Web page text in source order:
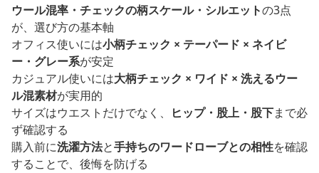
ウール混率・チェックの柄スケール・シルエットの3点
が、選び方の基本軸
オフィス使いには小柄チェック × テーパード × ネイビ
ー・グレー系が安定
カジュアル使いには大柄チェック × ワイド × 洗えるウー
ル混素材が実用的
サイズはウエストだけでなく、
ヒップ・股上・股下まで必
ず確認する
購入前に洗濯方法と手持ちのワードローブとの相性を確認
することで、後悔を防げる